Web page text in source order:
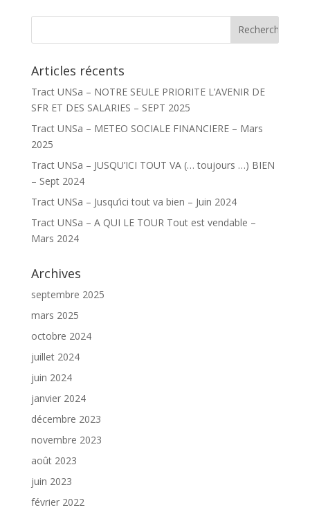
Articles récents
Tract UNSa – NOTRE SEULE PRIORITE L’AVENIR DE
SFR ET DES SALARIES – SEPT 2025
Tract UNSa – METEO SOCIALE FINANCIERE – Mars
2025
Tract UNSa – JUSQU’ICI TOUT VA (… toujours …) BIEN
– Sept 2024
Tract UNSa – Jusqu’ici tout va bien – Juin 2024
Tract UNSa – A QUI LE TOUR Tout est vendable –
Mars 2024
Archives
septembre 2025
mars 2025
octobre 2024
juillet 2024
juin 2024
janvier 2024
décembre 2023
novembre 2023
août 2023
juin 2023
février 2022